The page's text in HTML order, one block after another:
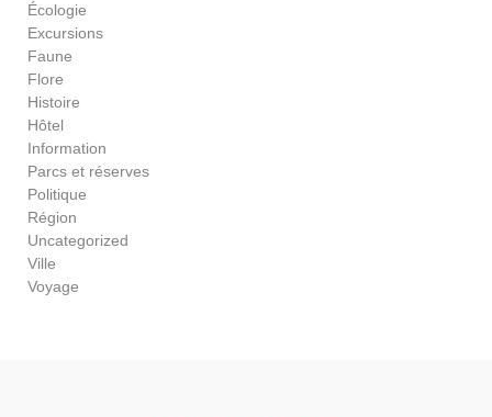
Écologie
Excursions
Faune
Flore
Histoire
Hôtel
Information
Parcs et réserves
Politique
Région
Uncategorized
Ville
Voyage